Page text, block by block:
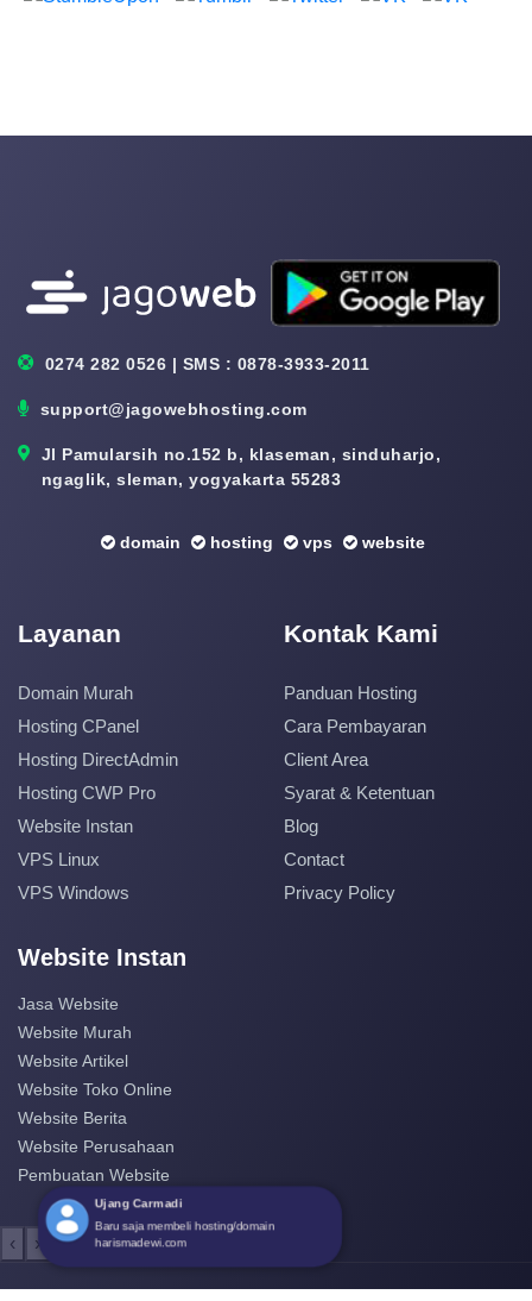
0274 282 0526 | SMS : 0878-3933-2011
support@jagowebhosting.com
Jl Pamularsih no.152 b, klaseman, sinduharjo,
ngaglik, sleman, yogyakarta 55283
domain hosting vps website
Layanan
Domain Murah
Hosting CPanel
Hosting DirectAdmin
Hosting CWP Pro
Website Instan
VPS Linux
VPS Windows
Kontak Kami
Panduan Hosting
Cara Pembayaran
Client Area
Syarat & Ketentuan
Blog
Contact
Privacy Policy
Website Instan
Jasa Website
Website Murah
Website Artikel
Website Toko Online
Website Berita
Website Perusahaan
Pembuatan Website
‹ ›